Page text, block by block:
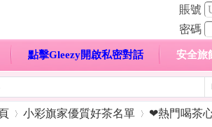
賬號
密碼
點擊Gleezy開啟私密對話 安全旅
熱門喝茶心得分享 高顏值現役
小彩旗家優質好茶名單
❤熱門喝茶